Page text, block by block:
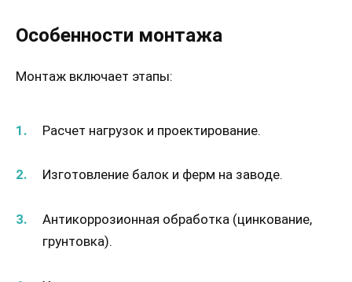
Особенности монтажа
Монтаж включает этапы:
Расчет нагрузок и проектирование.
Изготовление балок и ферм на заводе.
Антикоррозионная обработка (цинкование,
грунтовка).